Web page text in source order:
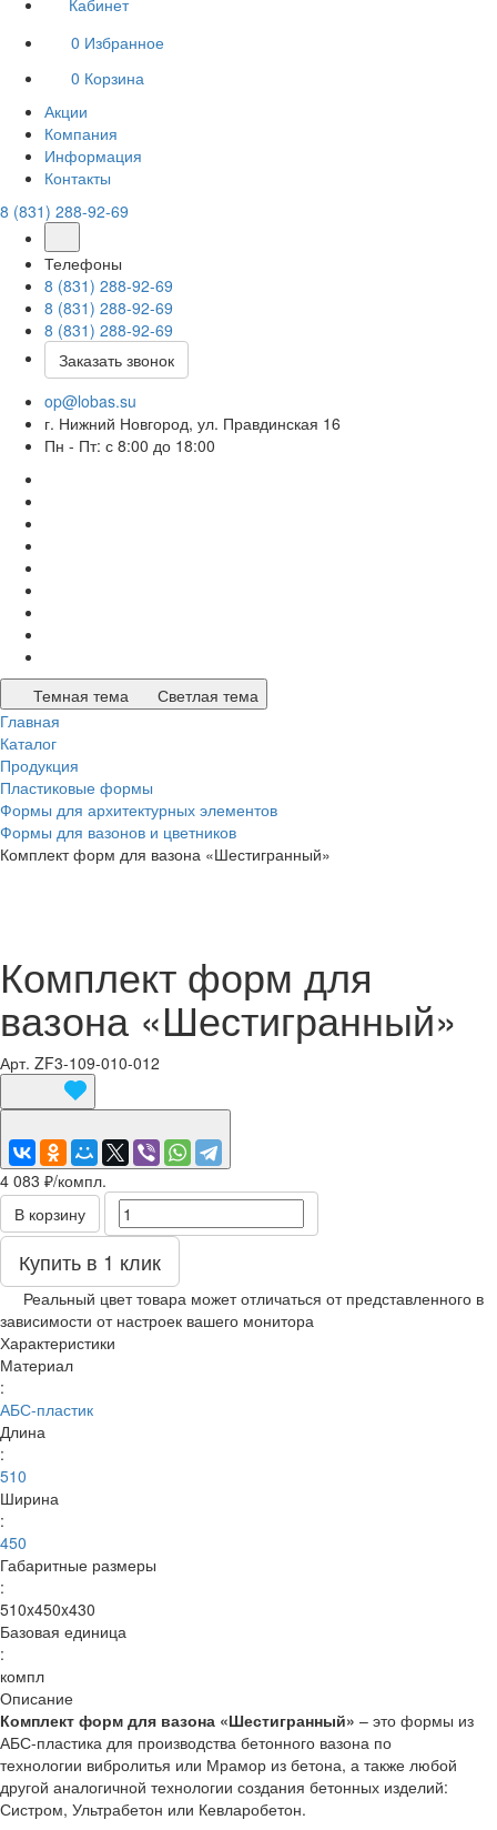
Кабинет
0 Избранное
0 Корзина
Акции
Компания
Информация
Контакты
8 (831) 288-92-69
Телефоны
8 (831) 288-92-69
8 (831) 288-92-69
8 (831) 288-92-69
Заказать звонок
op@lobas.su
г. Нижний Новгород, ул. Правдинская 16
Пн - Пт: с 8:00 до 18:00
Темная тема
Светлая тема
Главная
Каталог
Продукция
Пластиковые формы
Формы для архитектурных элементов
Формы для вазонов и цветников
Комплект форм для вазона «Шестигранный»
Комплект форм для
вазона «Шестигранный»
Арт. ZF3-109-010-012
4 083 ₽/компл.
В корзину
Купить в 1 клик
Реальный цвет товара может отличаться от представленного в
зависимости от настроек вашего монитора
Характеристики
Материал
:
АБС-пластик
Длина
:
510
Ширина
:
450
Габаритные размеры
:
510x450x430
Базовая единица
:
компл
Описание
Комплект форм для вазона «Шестигранный» – это формы из
АБС-пластика для производства бетонного вазона по
технологии вибролитья или Мрамор из бетона, а также любой
другой аналогичной технологии создания бетонных изделий:
Систром, Ультрабетон или Кевларобетон.